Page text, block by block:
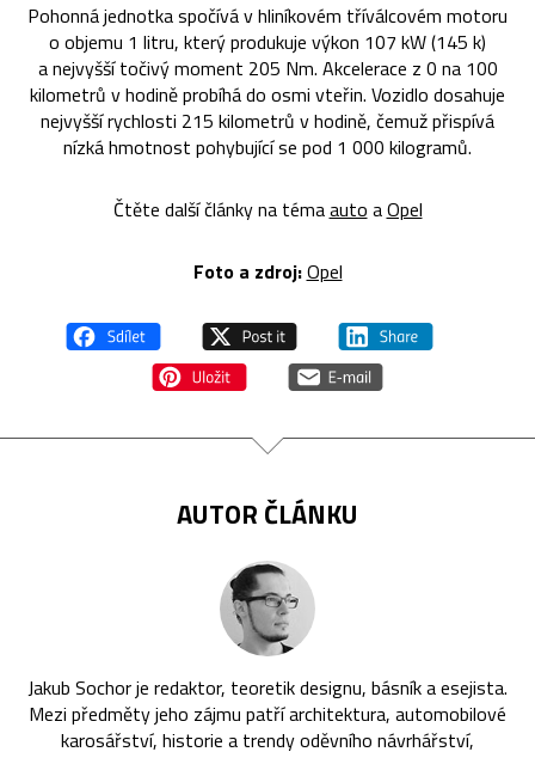
Pohonná jednotka spočívá v hliníkovém tříválcovém motoru
o objemu 1 litru, který produkuje výkon 107 kW (145 k)
a nejvyšší točivý moment 205 Nm. Akcelerace z 0 na 100
kilometrů v hodině probíhá do osmi vteřin. Vozidlo dosahuje
nejvyšší rychlosti 215 kilometrů v hodině, čemuž přispívá
nízká hmotnost pohybující se pod 1 000 kilogramů.
Čtěte další články na témaauto aOpel
Foto a zdroj:Opel
AUTOR ČLÁNKU
Jakub Sochor je redaktor, teoretik designu, básník a esejista.
Mezi předměty jeho zájmu patří architektura, automobilové
karosářství, historie a trendy oděvního návrhářství,